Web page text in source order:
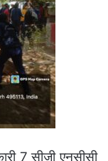
7 सीजी एनसीसी